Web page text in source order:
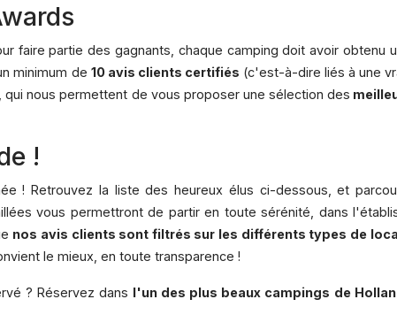
faire partie des gagnants, chaque camping doit avoir obtenu
minimum de 10 avis clients certifiés (c'est-à-dire liés à une
nous permettent de vous proposer une sélection des
!
! Retrouvez la liste des heureux élus ci-dessous, et
vous permettront de partir en toute sérénité, dans
nos avis clients sont filtrés sur les différents types de
le mieux, en toute transparence !
? Réservez dans l'un des plus beaux campings de